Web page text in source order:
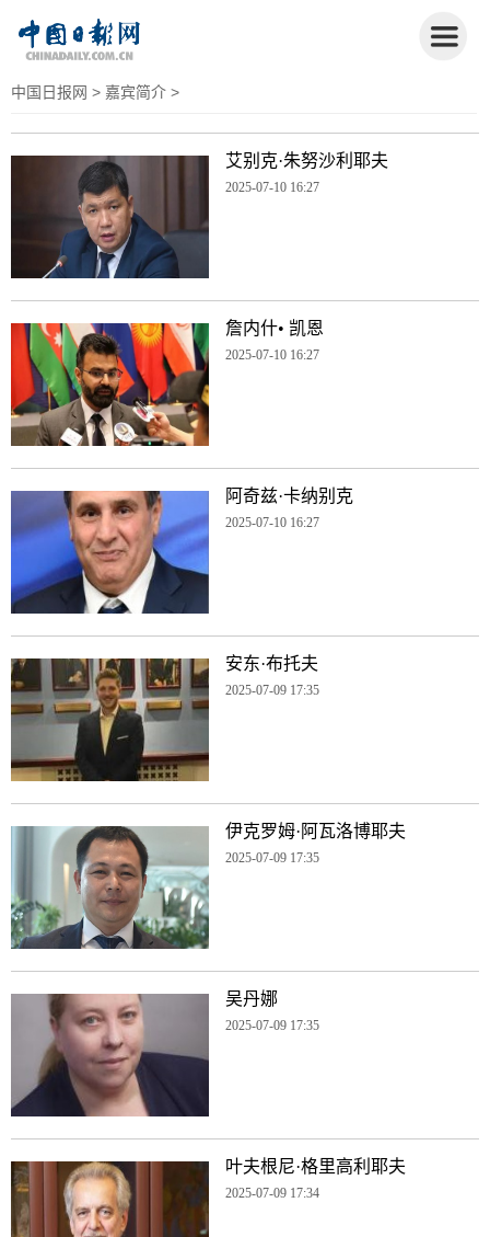
中国日报网 > 嘉宾简介 >
艾别克·朱努沙利耶夫
2025-07-10 16:27
詹内什• 凯恩
2025-07-10 16:27
阿奇兹·卡纳别克
2025-07-10 16:27
安东·布托夫
2025-07-09 17:35
伊克罗姆·阿瓦洛博耶夫
2025-07-09 17:35
吴丹娜
2025-07-09 17:35
叶夫根尼·格里高利耶夫
2025-07-09 17:34